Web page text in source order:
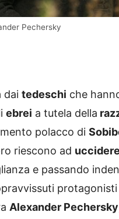
Pechersky
dai tedeschi che
ebrei a tutela della
polacco di
riescono ad uccidere
e passando
protagonisti
Alexander Pechersky